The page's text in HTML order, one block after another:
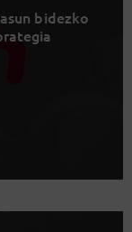
bidezko